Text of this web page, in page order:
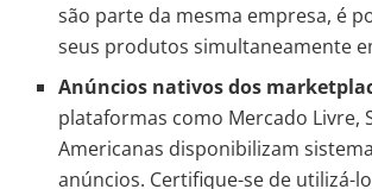
são parte da mesma empresa, é
seus produtos simultaneamente
Anúncios nativos dos
plataformas como Mercado Livre,
Americanas disponibilizam
anúncios. Certifique-se de utilizá-